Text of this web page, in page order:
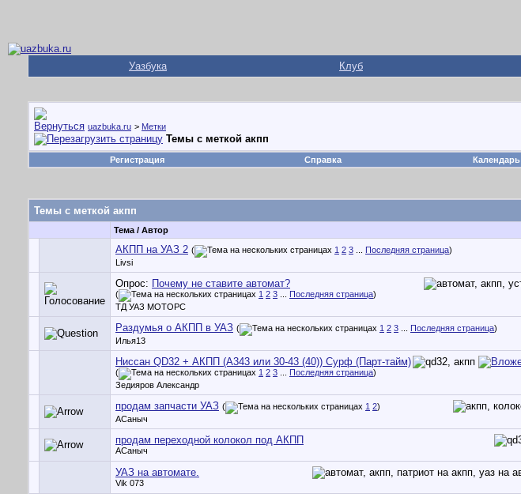
Уазбука Клуб
uazbuka.ru > Метки
Темы с меткой акпп
Регистрация Справка Календарь
Темы с меткой акпп
Тема / Автор
АКПП на УАЗ 2 ( 1 2 3 Последняя страница)
Livsi
Опрос: Почему не ставите автомат?
( 1 2 3 Последняя страница)
ТД УАЗ МОТОРС
Раздумья о АКПП в УАЗ ( 1 2 3 Последняя страница)
Илья13
Ниссан QD32 + АКПП (А343 или 30-43 (40)) Сурф (Парт-тайм)
( 1 2 3 Последняя страница)
Зедияров Александр
продам запчасти УАЗ ( 1 2)
АСаныч
продам переходной колокол под АКПП
АСаныч
УАЗ на автомате.
Vik 073